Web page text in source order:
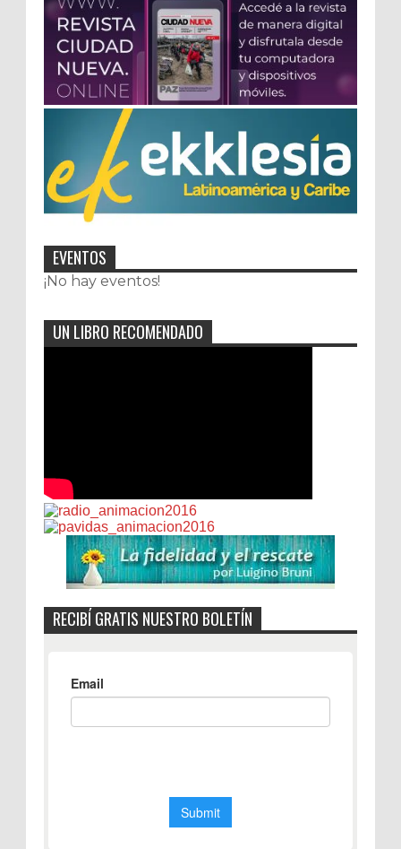
EVENTOS
¡No hay eventos!
UN LIBRO RECOMENDADO
RECIBÍ GRATIS NUESTRO BOLETÍN